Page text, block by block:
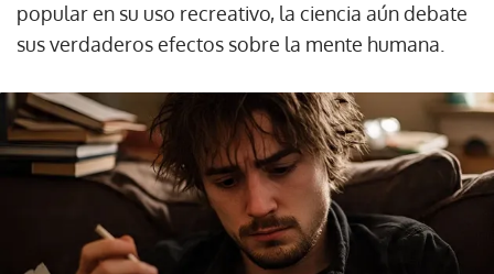
popular en su uso recreativo, la ciencia aún debate
sus verdaderos efectos sobre la mente humana.